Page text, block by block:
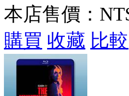
本店售價：
購買 收藏 比較